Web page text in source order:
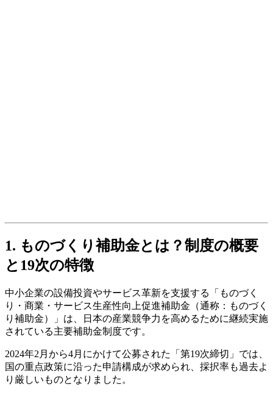
1. ものづくり補助金とは？制度の概要
と19次の特徴
中小企業の設備投資やサービス革新を支援する「ものづく
り・商業・サービス生産性向上促進補助金（通称：ものづく
り補助金）」は、日本の産業競争力を高めるために継続実施
されている主要補助金制度です。
2024年2月から4月にかけて公募された「第19次締切」では、
国の重点政策に沿った申請構成が求められ、採択率も過去よ
り厳しいものとなりました。